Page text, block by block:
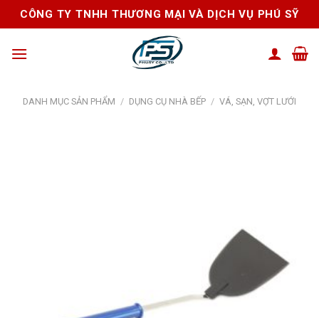
Skip
to
CÔNG TY TNHH THƯƠNG MẠI VÀ DỊCH VỤ PHÚ SỸ
DANH MỤC SẢN PHẨM / DỤNG CỤ NHÀ BẾP / VÁ, SẠN, VỢT LƯỚI